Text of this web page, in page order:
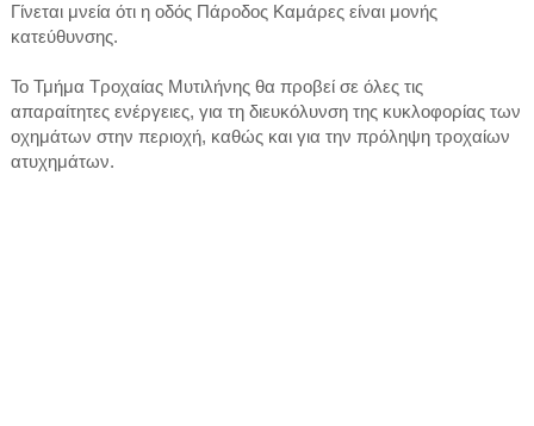
Γίνεται μνεία ότι η οδός Πάροδος Καμάρες είναι μονής
κατεύθυνσης.
Το Τμήμα Τροχαίας Μυτιλήνης θα προβεί σε όλες τις
απαραίτητες ενέργειες, για τη διευκόλυνση της κυκλοφορίας των
οχημάτων στην περιοχή, καθώς και για την πρόληψη τροχαίων
ατυχημάτων.